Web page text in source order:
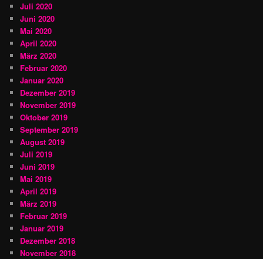
Juli 2020
Juni 2020
Mai 2020
April 2020
März 2020
Februar 2020
Januar 2020
Dezember 2019
November 2019
Oktober 2019
September 2019
August 2019
Juli 2019
Juni 2019
Mai 2019
April 2019
März 2019
Februar 2019
Januar 2019
Dezember 2018
November 2018